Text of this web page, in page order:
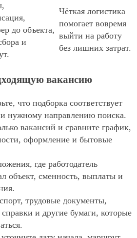
до объекта,
и
Чёткая логистика
помогает вовремя
выйти на работу
без лишних затрат.
вакансию
что подборка соответствует
нужному направлению поиска.
вакансий и сравните график,
оформление и бытовые
где работодатель
объект, сменность, выплаты и
трудовые документы,
справки и другие бумаги, которые